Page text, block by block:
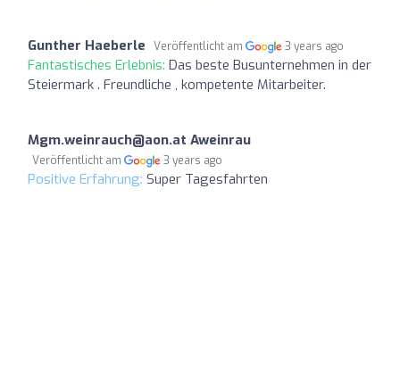
Gunther Haeberle Veröffentlicht am 3 years ago
Fantastisches Erlebnis: Das beste Busunternehmen in der
Steiermark . Freundliche , kompetente Mitarbeiter.
Mgm.weinrauch@aon.at Aweinrau
Veröffentlicht am 3 years ago
Positive Erfahrung: Super Tagesfahrten